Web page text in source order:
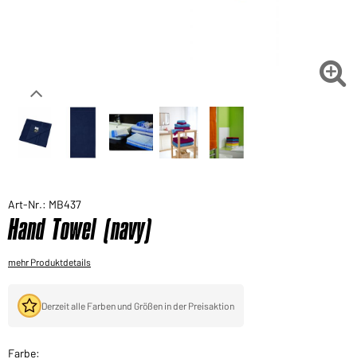

Art-Nr.: MB437
Hand Towel (navy)
mehr Produktdetails
Derzeit alle Farben und Größen in der Preisaktion